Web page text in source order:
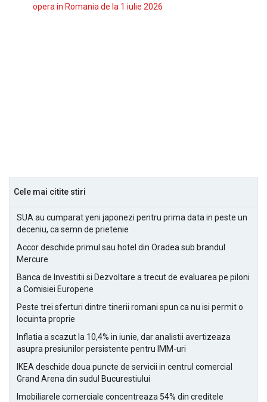
opera in Romania de la 1 iulie 2026
Cele mai citite stiri
SUA au cumparat yeni japonezi pentru prima data in peste un
deceniu, ca semn de prietenie
Accor deschide primul sau hotel din Oradea sub brandul
Mercure
Banca de Investitii si Dezvoltare a trecut de evaluarea pe piloni
a Comisiei Europene
Peste trei sferturi dintre tinerii romani spun ca nu isi permit o
locuinta proprie
Inflatia a scazut la 10,4% in iunie, dar analistii avertizeaza
asupra presiunilor persistente pentru IMM-uri
IKEA deschide doua puncte de servicii in centrul comercial
Grand Arena din sudul Bucurestiului
Imobiliarele comerciale concentreaza 54% din creditele